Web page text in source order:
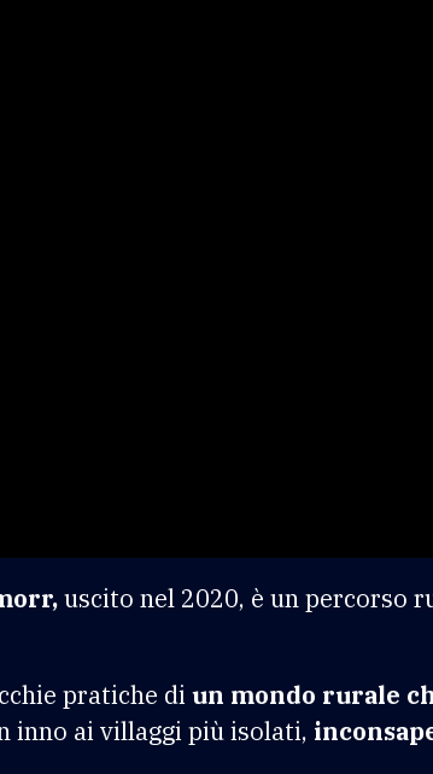
uscito nel 2020, è un percorso
pratiche di un mondo rurale
inno ai villaggi più isolati,